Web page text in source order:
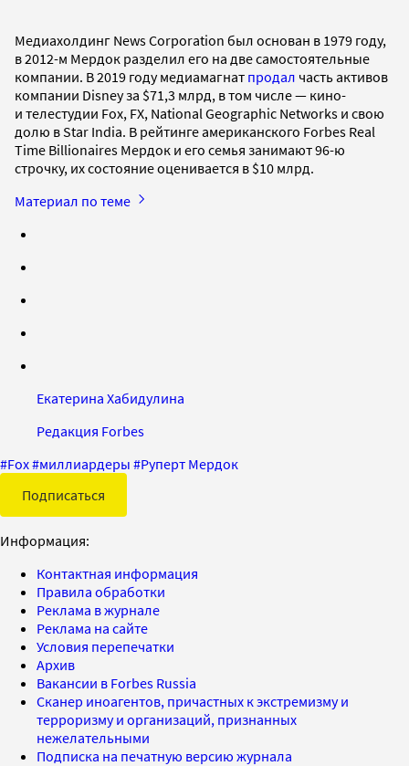
Медиахолдинг News Corporation был основан в 1979 году,
в 2012-м Мердок разделил его на две самостоятельные
компании. В 2019 году медиамагнат продал часть активов
компании Disney за $71,3 млрд, в том числе — кино-
и телестудии Fox, FX, National Geographic Networks и свою
долю в Star India. В рейтинге американского Forbes Real
Time Billionaires Мердок и его семья занимают 96-ю
строчку, их состояние оценивается в $10 млрд.
Материал по теме
Екатерина Хабидулина
Редакция Forbes
#Fox#миллиардеры #Руперт Мердок
Подписаться
Информация:
Контактная информация
Правила обработки
Реклама в журнале
Реклама на сайте
Условия перепечатки
Архив
Вакансии в Forbes Russia
Сканер иноагентов, причастных к экстремизму и
терроризму и организаций, признанных
нежелательными
Подписка на печатную версию журнала